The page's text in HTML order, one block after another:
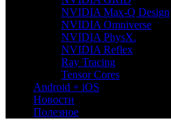
NVIDIA Max-Q Design
NVIDIA Omniverse
NVIDIA PhysX.
NVIDIA Reflex
Ray Tracing
Tensor Cores
Android + iOS
Новости
Полезное